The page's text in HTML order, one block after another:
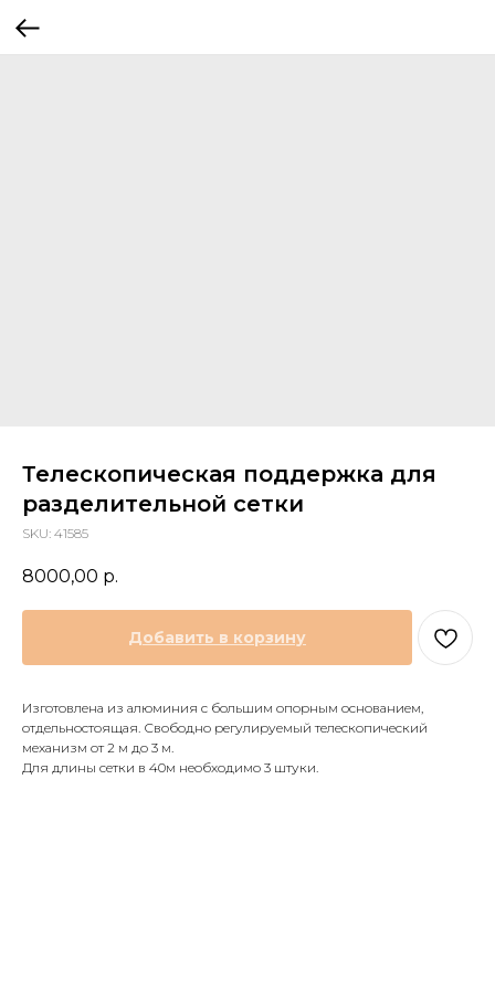
Телескопическая поддержка для
разделительной сетки
SKU: 41585
8000,00 р.
Добавить в корзину
Изготовлена из алюминия с большим опорным основанием,
отдельностоящая. Свободно регулируемый телескопический
механизм от 2 м до 3 м.
Для длины сетки в 40м необходимо 3 штуки.